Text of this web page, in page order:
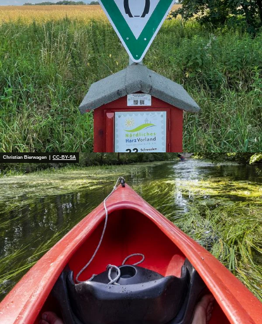
Christian Bierwagen | CC-BY-SA